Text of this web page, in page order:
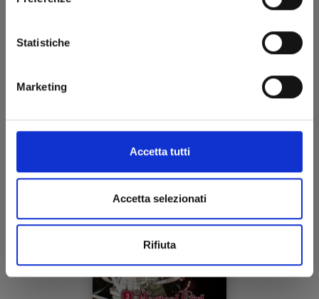
Statistiche
Marketing
Accetta tutti
Accetta selezionati
Rifiuta
€ 6,50